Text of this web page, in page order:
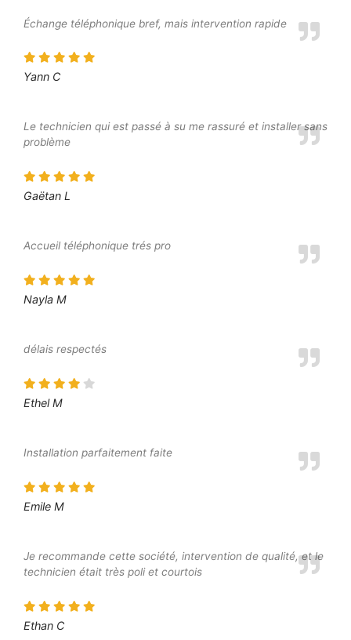
Échange téléphonique bref, mais intervention rapide
Yann C
Le technicien qui est passé à su me rassuré et installer sans
problème
Gaëtan L
Accueil téléphonique trés pro
Nayla M
délais respectés
Ethel M
Installation parfaitement faite
Emile M
Je recommande cette société, intervention de qualité, et le
technicien était très poli et courtois
Ethan C